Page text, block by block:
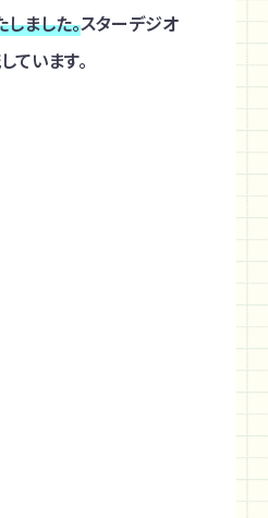
ました。スターデジオ
ています。